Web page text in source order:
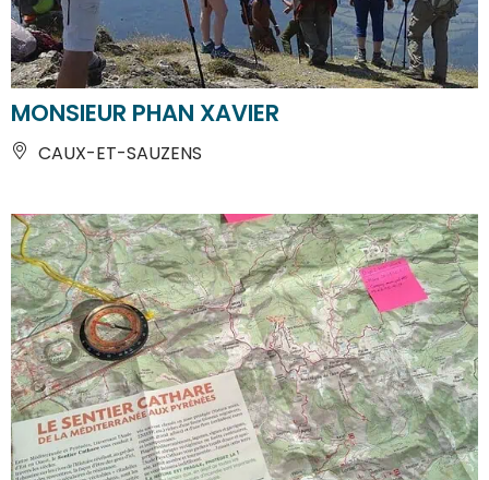
MONSIEUR PHAN XAVIER
CAUX-ET-SAUZENS